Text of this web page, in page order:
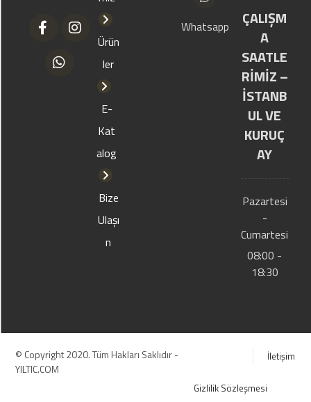
Ürün
ler
E-
Kat
alog
Bize
Ulaşı
n
Whatsapp
ÇALIŞM
A
SAATLE
RİMİZ –
İSTANB
UL VE
KURUÇ
AY
Pazartesi
-
Cumartesi
08:00 -
18:30
© Copyright 2020. Tüm Hakları Saklıdır -
YILTIC.COM
İletişim
Gizlilik Sözleşmesi